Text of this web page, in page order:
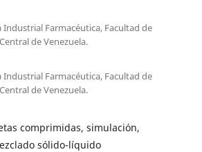
Farmacéutica, Facultad de
de Venezuela.
Farmacéutica, Facultad de
de Venezuela.
comprimidas, simulación,
sólido-líquido